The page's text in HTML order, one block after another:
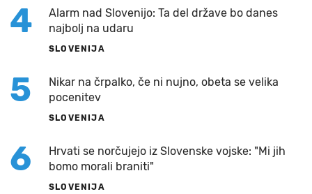
4
Alarm nad Slovenijo: Ta del države bo danes
najbolj na udaru
SLOVENIJA
5
Nikar na črpalko, če ni nujno, obeta se velika
pocenitev
SLOVENIJA
6
Hrvati se norčujejo iz Slovenske vojske: "Mi jih
bomo morali braniti"
SLOVENIJA